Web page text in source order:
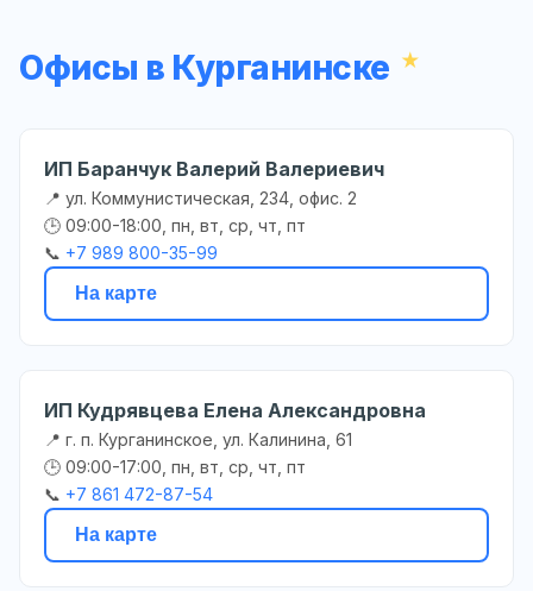
Офисы в Курганинске
ИП Баранчук Валерий Валериевич
📍 ул. Коммунистическая, 234, офис. 2
🕒 09:00-18:00, пн, вт, ср, чт, пт
📞 +7 989 800-35-99
На карте
ИП Кудрявцева Елена Александровна
📍 г. п. Курганинское, ул. Калинина, 61
🕒 09:00-17:00, пн, вт, ср, чт, пт
📞 +7 861 472-87-54
На карте